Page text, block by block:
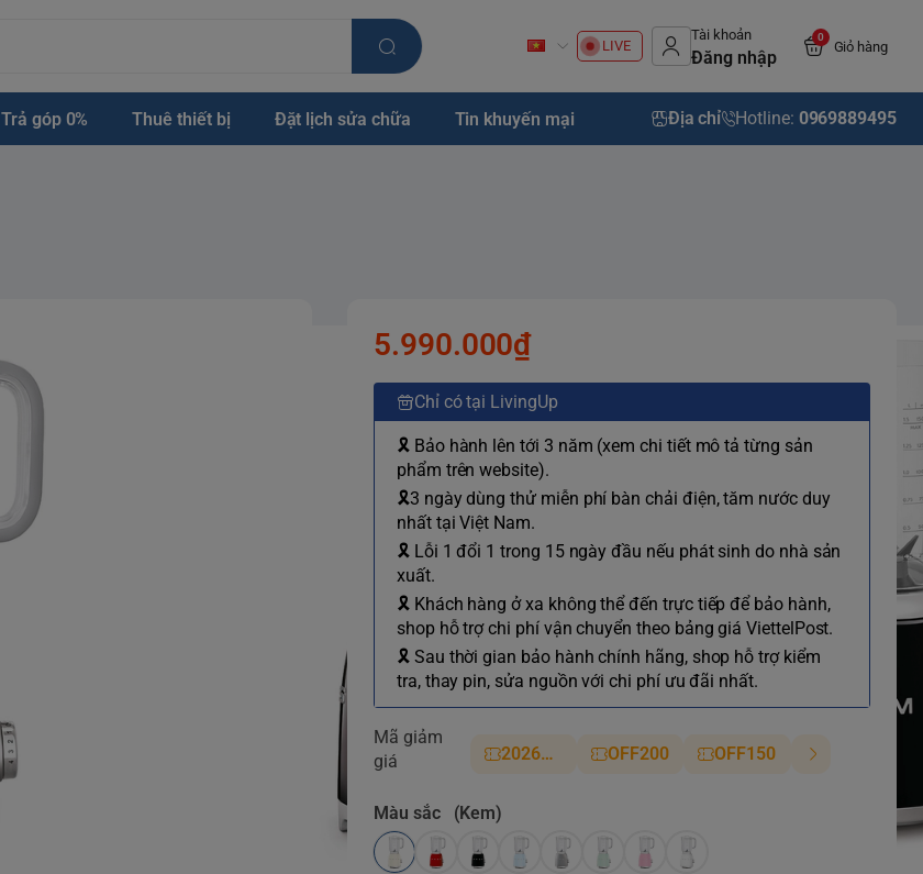
LIVE
Tài khoản
Đăng nhập
0
Giỏ hàng
Trả góp 0% Thuê thiết bị Đặt lịch sửa chữa Tin khuyến mại Địa chỉ Hotline: 0969889495
5.990.000₫
Chỉ có tại LivingUp
🎗 Bảo hành lên tới 3 năm (xem chi tiết mô tả từng sản
phẩm trên website).
🎗3 ngày dùng thử miễn phí bàn chải điện, tăm nước duy
nhất tại Việt Nam.
🎗 Lỗi 1 đổi 1 trong 15 ngày đầu nếu phát sinh do nhà sản
xuất.
🎗 Khách hàng ở xa không thể đến trực tiếp để bảo hành,
shop hỗ trợ chi phí vận chuyển theo bảng giá ViettelPost.
🎗 Sau thời gian bảo hành chính hãng, shop hỗ trợ kiểm
tra, thay pin, sửa nguồn với chi phí ưu đãi nhất.
Mã giảm
giá
2026NM OFF200 OFF150
Màu sắc (Kem)